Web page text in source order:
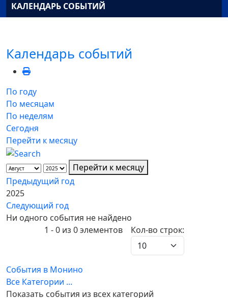
КАЛЕНДАРЬ СОБЫТИЙ
Календарь событий
По году
По месяцам
По неделям
Сегодня
Перейти к месяцу
Перейти к месяцу
Предыдущий год
2025
Следующий год
Ни одного события не найдено
Pagination List Limit
1 - 0 из 0 элементов Кол-во строк:
События в Монино
Все Категории ...
Показать события из всех категорий